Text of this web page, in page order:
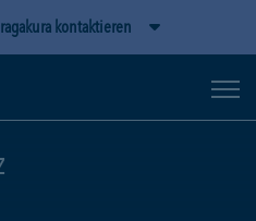
kontaktieren